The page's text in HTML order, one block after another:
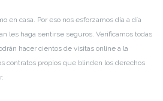
en casa. Por eso nos esforzamos día a día
les haga sentirse seguros. Verificamos todas
hacer cientos de visitas online a la
contratos propios que blinden los derechos